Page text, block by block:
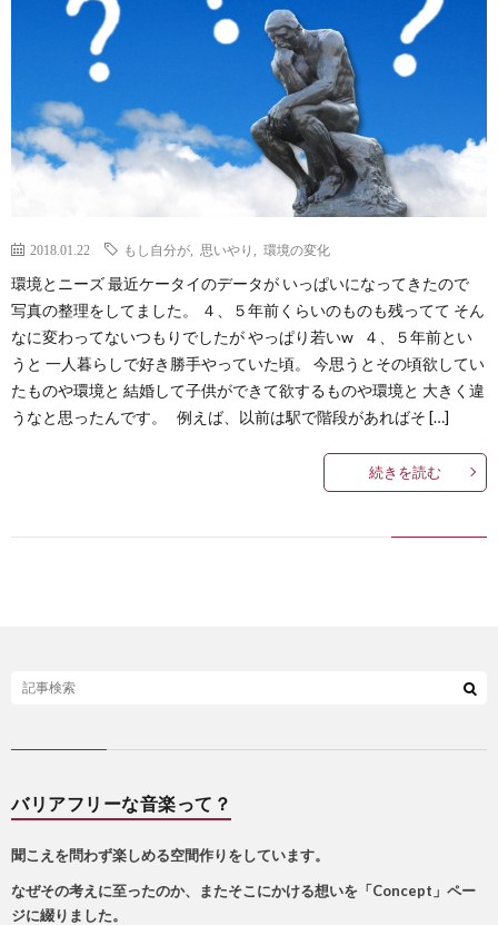
2018.01.22 もし自分が 思いやり 環境の変化
環境とニーズ 最近ケータイのデータが いっぱいになってきたので
写真の整理をしてました。 ４、５年前くらいのものも残ってて そん
なに変わってないつもりでしたが やっぱり若いw ４、５年前とい
うと 一人暮らしで好き勝手やっていた頃。 今思うとその頃欲してい
たものや環境と 結婚して子供ができて欲するものや環境と 大きく違
うなと思ったんです。 例えば、以前は駅で階段があればそ […]
続きを読む
バリアフリーな音楽って？
聞こえを問わず楽しめる空間作りをしています。
なぜその考えに至ったのか、またそこにかける想いを「Concept」ペー
ジに綴りました。